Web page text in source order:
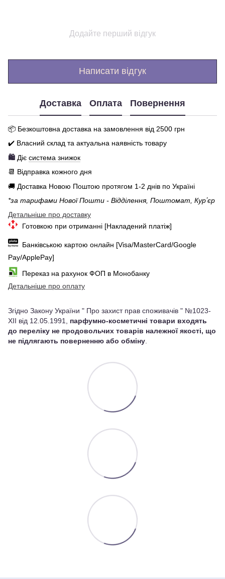
Додайте перший відгук
Написати відгук
Доставка Оплата Повернення
📦 Безкоштовна доставка на замовлення від 2500 грн
✔️ Власний склад та актуальна наявність товару
🛍️ Діє система знижок
📆 Відправка кожного дня
🚚 Доставка Новою Поштою протягом 1-2 днів по Україні
*за тарифами Нової Пошти - Відділення, Поштомат, Курʼєр
Детальніше про доставку
Готовкою при отриманні [Накладений платіж]
Банківською картою онлайн [Visa/MasterCard/Google
Pay/ApplePay]
Переказ на рахунок ФОП в Монобанку
Детальніше про оплату
Згідно Закону України " Про захист прав споживачів " №1023-
XII від 12.05.1991, парфумно-косметичні товари входять
до переліку не продовольчих товарів належної якості, що
не підлягають поверненню або обміну